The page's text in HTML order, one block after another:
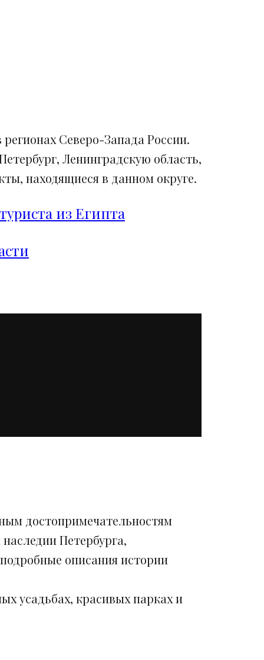
Северо-Запада России.
Ленинградскую область,
находящиеся в данном округе.
из Египта
достопримечательностям
Петербурга,
описания истории
усадьбах, красивых парках и